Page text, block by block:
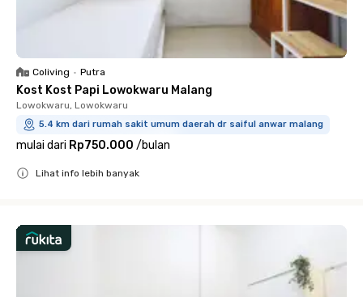
Coliving • Putra
Kost Kost Papi Lowokwaru Malang
Lowokwaru, Lowokwaru
5.4 km dari rumah sakit umum daerah dr saiful anwar malang
mulai dari Rp750.000 /bulan
Lihat info lebih banyak